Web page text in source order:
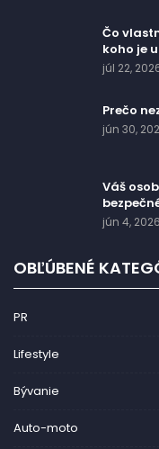
Čo
koho je
júl 22,
Prečo
jún 30,
Váš
jún 4, 2026
OBĽÚBENÉ
PR
Lifestyle
Bývanie
Auto-moto